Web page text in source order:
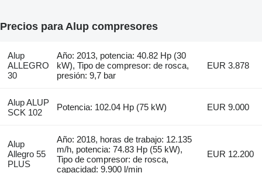
Precios para Alup compresores
Alup
ALLEGRO
30
Año: 2013, potencia: 40.82 Hp (30
kW), Tipo de compresor: de rosca,
presión: 9,7 bar
EUR 3.878
Alup ALUP
SCK 102
Potencia: 102.04 Hp (75 kW) EUR 9.000
Alup
Allegro 55
PLUS
Año: 2018, horas de trabajo: 12.135
m/h, potencia: 74.83 Hp (55 kW),
Tipo de compresor: de rosca,
capacidad: 9.900 l/min
EUR 12.200